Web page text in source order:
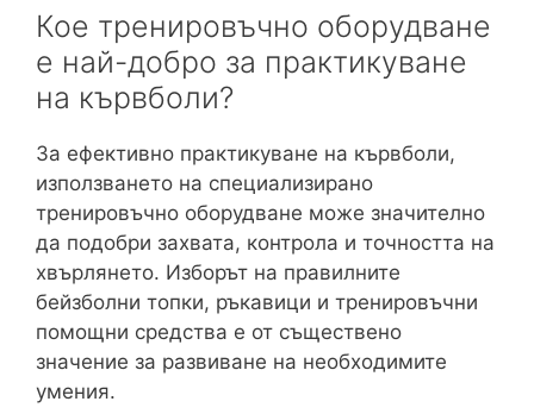
Кое тренировъчно оборудване
е най-добро за практикуване
на кървболи?
За ефективно практикуване на кървболи,
използването на специализирано
тренировъчно оборудване може значително
да подобри захвата, контрола и точността на
хвърлянето. Изборът на правилните
бейзболни топки, ръкавици и тренировъчни
помощни средства е от съществено
значение за развиване на необходимите
умения.